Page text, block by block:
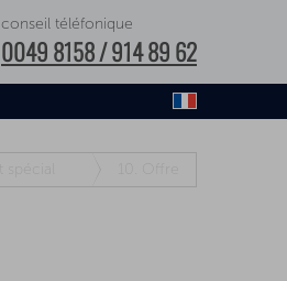
conseil téléfonique
0049 8158 / 914 89 62